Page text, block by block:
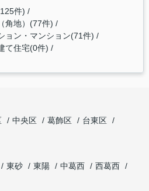
件)
角地）(77件)
ョン・マンション(71件)
て住宅(0件)
中央区 葛飾区
台東区
東砂 東陽 中葛西
西葛西